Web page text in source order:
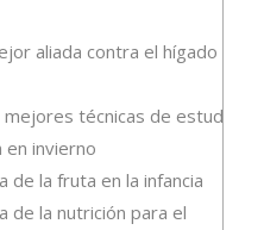
aliada contra el hígado
técnicas de estudio
en invierno
de la fruta en la infancia
de la nutrición para el